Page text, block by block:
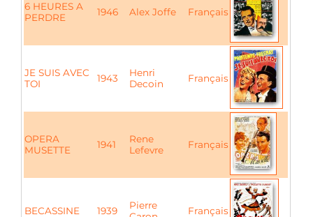
6 HEURES A
PERDRE
1946 Alex Joffe Français
JE SUIS AVEC
TOI
1943
Henri
Decoin
Français
OPERA
MUSETTE
1941
Rene
Lefevre
Français
BECASSINE 1939
Pierre
Français